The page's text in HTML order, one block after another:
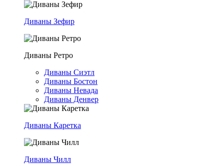
Диваны Зефир
Диваны Ретро
Диваны Сиэтл
Диваны Бостон
Диваны Невада
Диваны Денвер
Диваны Каретка
Диваны Чилл